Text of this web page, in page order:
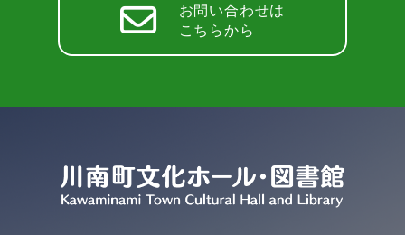
お問い合わせは
こちらから